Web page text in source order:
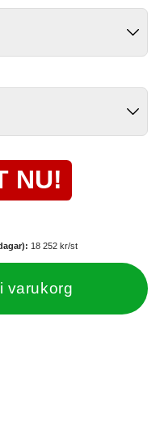
NU!
18 252 kr/st
varukorg